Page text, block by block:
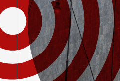
Patrimonio
Formación y
Capacitación
Sostenibilidad